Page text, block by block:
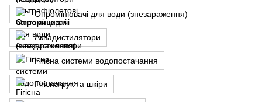
Опромінювачі для води (знезараження)
Аквадистилятори
Гігієна системи водопостачання
Гігієна рук та шкіри